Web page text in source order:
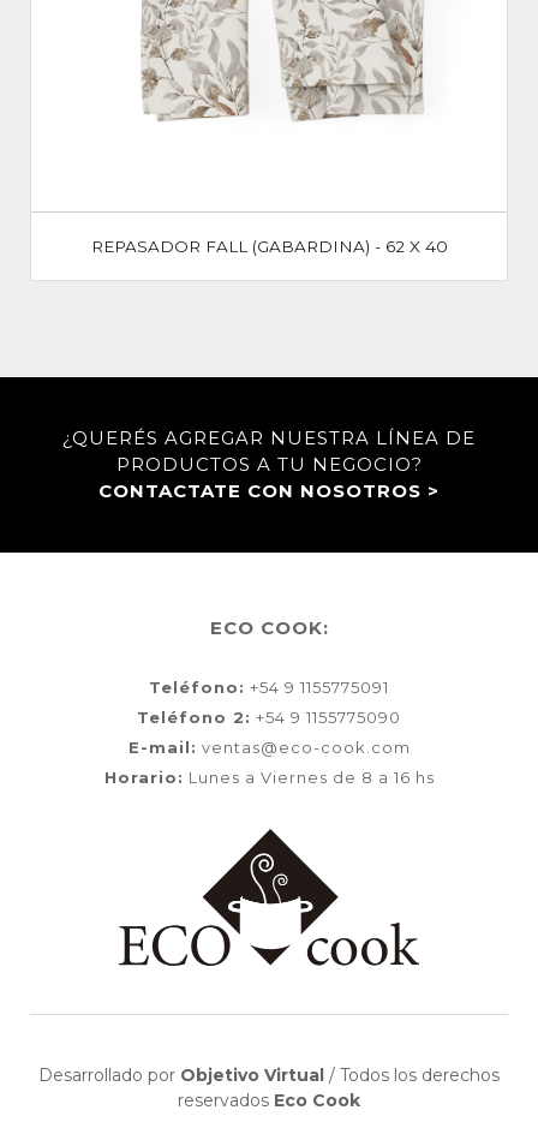
REPASADOR FALL (GABARDINA) - 62 X 40
¿QUERÉS AGREGAR NUESTRA LÍNEA DE
PRODUCTOS A TU NEGOCIO?
CONTACTATE CON NOSOTROS >
ECO COOK:
Teléfono: +54 9 1155775091
Teléfono 2: +54 9 1155775090
E-mail: ventas@eco-cook.com
Horario: Lunes a Viernes de 8 a 16 hs
Desarrollado por Objetivo Virtual / Todos los derechos
reservados Eco Cook